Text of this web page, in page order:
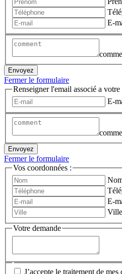
E-
Envoyez
Fermer le formulaire
Renseigner l'email associé a votre
E-
Envoyez
Fermer le formulaire
Vos coordonnées :
E-
Ville
Votre demande
J’accepte le traitement de